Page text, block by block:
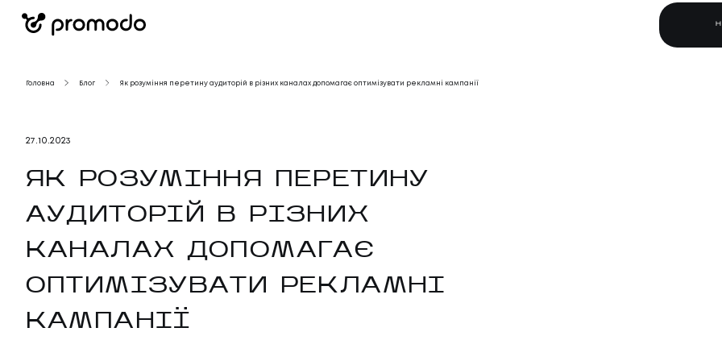
Головна Блог Як розуміння перетину аудиторій в різних каналах допомагає оптимізувати рекламні кампанії
27 .10 .2023
ЯК РОЗУМІННЯ ПЕРЕТИНУ
АУДИТОРІЙ В РІЗНИХ
КАНАЛАХ ДОПОМАГАЄ
ОПТИМІЗУВАТИ РЕКЛАМНІ
КАМПАНІЇ